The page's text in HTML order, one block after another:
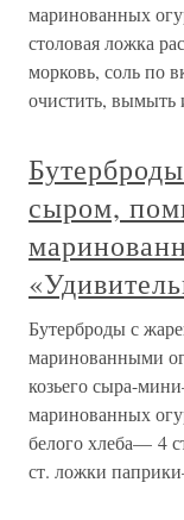
маринованных
столовая ложка
морковь, соль по
очистить, вымыть
сыром,
Бутерброды с
маринованными
козьего сыра-
маринованных
белого хлеба— 4
ст. ложки